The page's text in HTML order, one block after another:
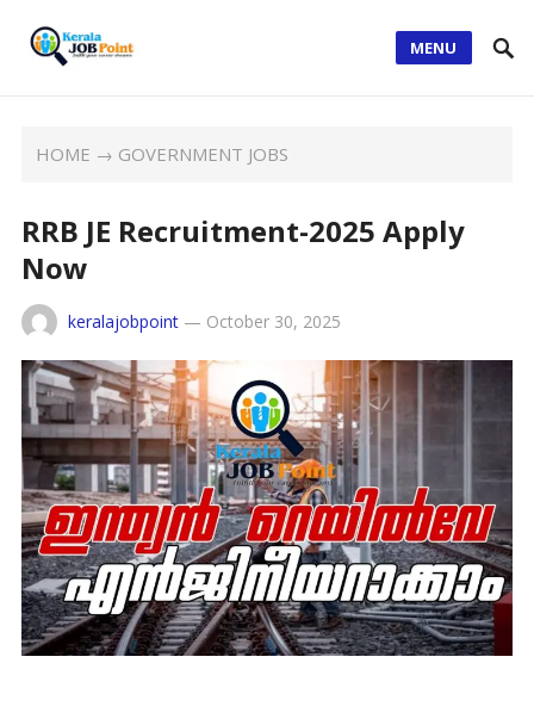
MENU
HOME → GOVERNMENT JOBS
RRB JE Recruitment-2025 Apply
Now
keralajobpoint— October 30, 2025